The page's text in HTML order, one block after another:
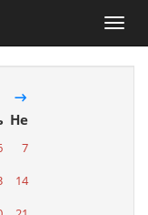
→
Не
7
14